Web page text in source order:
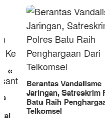
«
Berantas Vandalisme
Jaringan, Satreskrim Polres
Batu Raih Penghargaan dari
Telkomsel